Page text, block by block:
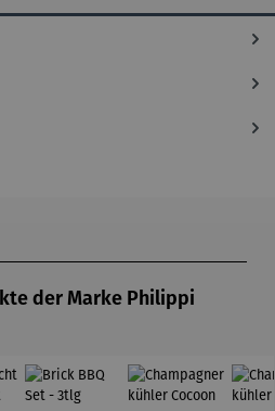
der Marke Philippi